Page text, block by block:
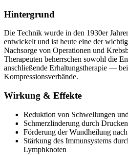
Hintergrund
Die Technik wurde in den 1930er
entwickelt und ist heute eine der
Nachsorge von Operationen und
Therapeuten beherrschen sowohl die
anschließende Erhaltungstherapie —
Kompressionsverbände.
Wirkung & Effekte
Reduktion von Schwellungen
Schmerzlinderung durch
Förderung der Wundheilung
Stärkung des Immunsystems
Lymphknoten